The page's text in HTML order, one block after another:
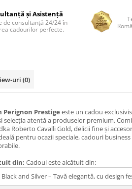
și Asistență
de consultanță 24/24 în
cadourilor perfecte.
uri (0)
Perignon Prestige este un cadou
selecția atentă a produselor premium.
Roberto Cavalli Gold, delicii fine și
pentru ocazii speciale, cadouri business
din: Cadoul este alcătuit din:
and Silver – Tavă elegantă, cu design